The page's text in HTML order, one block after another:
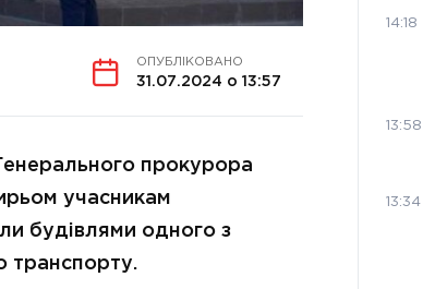
ОПУБЛІКОВАНО
31.07.2024 о 13:57
прокурора
учасникам
будівлями одного з
транспорту.
14:18
13:58
13:34